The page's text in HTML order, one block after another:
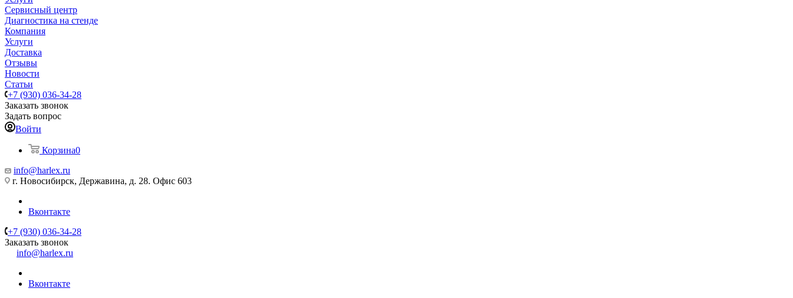
Сервисный центр
Диагностика на стенде
Компания
Услуги
Доставка
Отзывы
Новости
Статьи
+7 (930) 036-34-28
Заказать звонок
Задать вопрос
Войти
Корзина0
info@harlex.ru
г. Новосибирск, Державина, д. 28. Офис 603
Вконтакте
+7 (930) 036-34-28
Заказать звонок
info@harlex.ru
Вконтакте